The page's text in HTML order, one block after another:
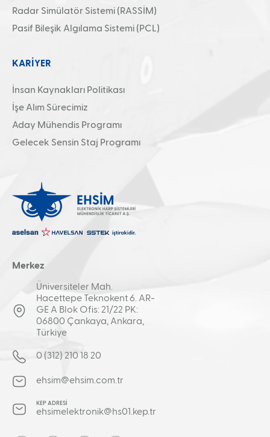
Radar Simülatör Sistemi (RASSİM)
Pasif Bileşik Algılama Sistemi (PCL)
KARİYER
İnsan Kaynakları Politikası
İşe Alım Sürecimiz
Aday Mühendis Programı
Gelecek Sensin Staj Programı
Merkez
Üniversiteler Mah.
Hacettepe Teknokent 6. AR-
GE A Blok Ofis: 21/22 PK:
06800 Çankaya, Ankara,
Türkiye
0 (312) 210 18 20
ehsim@ehsim.com.tr
KEP ADRESİ
ehsimelektronik@hs01.kep.tr